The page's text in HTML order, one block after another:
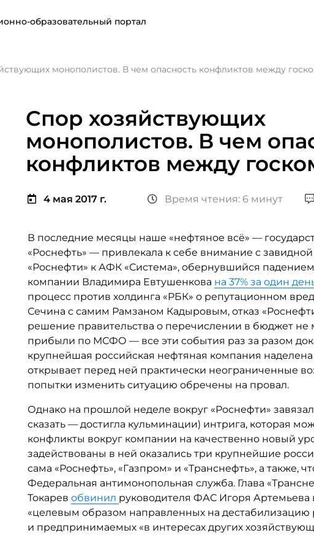
образовательный портал
монополистов. В чем опасность конфликтов между
Спор хозяйствующих
монополистов. В чем
конфликтов между
4 мая 2017 г. Время чтения: 6 минут
В последние месяцы наше «нефтяное всё» —
«Роснефть» — привлекала к себе внимание с
«Роснефти» к АФК «Система», обернувшийся
компании Владимира Евтушенкова на 37% за один
процесс против холдинга «РБК» о репутационном
Сечина с самим Рамзаном Кадыровым, отказ
решение правительства о перечислении в бюджет не
прибыли по МСФО — все эти события раз за разом
крупнейшая российская нефтяная компания наделена
открывает перед ней практически неограниченные
попытки изменить ситуацию обречены на провал.
Однако на прошлой неделе вокруг «Роснефти»
сказать — достигла кульминации) интрига, которая
конфликты вокруг компании на качественно новый
задействованы в ней оказались три крупнейшие
сама «Роснефть», «Газпром» и «Транснефть», а также,
Федеральная антимонопольная служба. Глава
Токаревобвинил руководителя ФАС Игоря Артемьева
«целевым образом направленных на дестабилизацию
и предпринимаемых «в интересах других